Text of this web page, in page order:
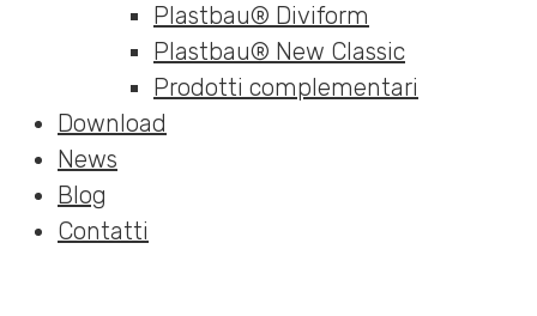
Plastbau® Diviform
Plastbau® New Classic
Prodotti complementari
Download
News
Blog
Contatti